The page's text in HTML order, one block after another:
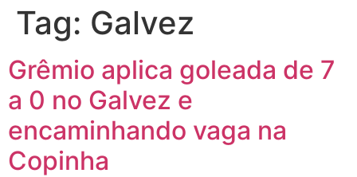
Tag: Galvez
Grêmio aplica goleada de 7
a 0 no Galvez e
encaminhando vaga na
Copinha